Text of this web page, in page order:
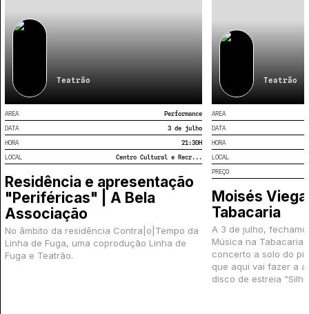
Teatrão
AREA
Performance
DATA
3 de julho
HORA
21:30H
LOCAL
Centro Cultural e Recr...
Residência e apresentação
"Periféricas" | A Bela
Associação
No âmbito da residência Contra|o|Tempo da
Linha de Fuga, uma coprodução Linha de
Fuga e Teatrão.
Teatrão
AREA
DATA
HORA
LOCAL
PREÇO
Moisés
Tabacaria
A 3 de julho,
Música na Tabacaria
concerto a solo do
que aqui vai fazer a
disco de estreia